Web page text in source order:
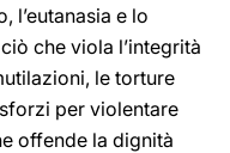
l’eutanasia e lo
che viola l’integrità
le torture
per violentare
offende la dignità